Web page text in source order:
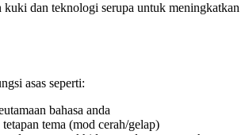
dan teknologi serupa untuk meningkatkan
asas seperti:
bahasa anda
tema (mod cerah/gelap)